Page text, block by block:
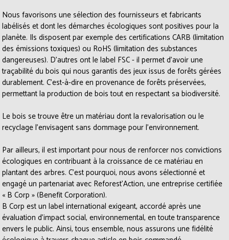
Nous favorisons une sélection des fournisseurs et fabricants
labélisés et dont les démarches écologiques sont positives pour la
planète. Ils disposent par exemple des certifications CARB (limitation
des émissions toxiques) ou RoHS (limitation des substances
dangereuses). D'autres ont le label FSC - il permet d’avoir une
traçabilité du bois qui nous garantis des jeux issus de forêts gérées
durablement. C’est-à-dire en provenance de forêts préservées,
permettant la production de bois tout en respectant sa biodiversité.
Le bois se trouve être un matériau dont la revalorisation ou le
recyclage l’envisagent sans dommage pour l’environnement.
Par ailleurs, il est important pour nous de renforcer nos convictions
écologiques en contribuant à la croissance de ce matériau en
plantant des arbres. C’est pourquoi, nous avons sélectionné et
engagé un partenariat avec Reforest’Action, une entreprise certifiée
« B Corp » (Benefit Corporation).
B Corp est un label international exigeant, accordé après une
évaluation d’impact social, environnemental, en toute transparence
envers le public. Ainsi, tous ensemble, nous assurons une fidélité